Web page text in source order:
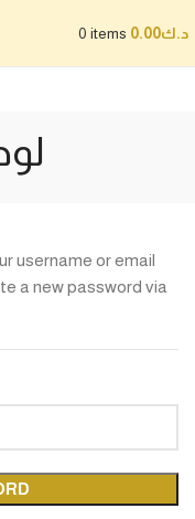
0 items د.ك0.00
username or email
a new password via